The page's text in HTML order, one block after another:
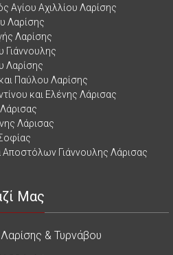
Αγίου Αχιλλίου Λαρίσης
Λαρίσης
Λαρίσης
Γιάννουλης
Λαρίσης
Παύλου Λαρίσης
και Ελένης Λάρισας
Λάρισας
Γιάννουλης Λάρισας
Μας
& Τυρνάβου